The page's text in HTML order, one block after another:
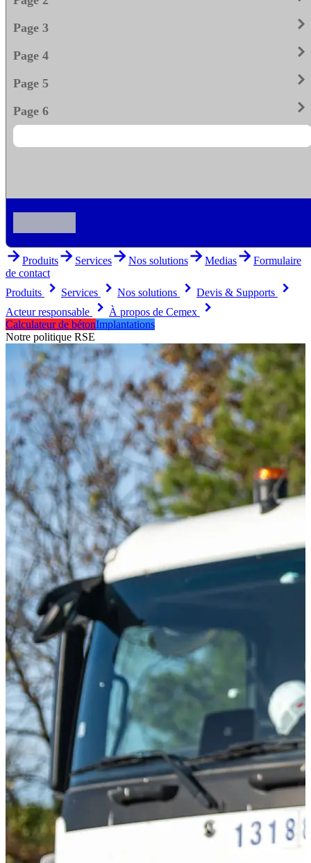
Page 3 keyboard_arrow_right
Page 4 keyboard_arrow_right
Page 5 keyboard_arrow_right
Page 6 keyboard_arrow_right
arrow_forwardProduitsarrow_forward Servicesarrow_forwardNos solutionsarrow_forwardMediasarrow_forwardFormulaire
de contact
Produits
keyboard_arrow_right Services keyboard_arrow_right Nos solutions keyboard_arrow_right Devis & Supports keyboard_arrow_right
Acteur responsable keyboard_arrow_right À propos de Cemex keyboard_arrow_right
Calculateur de bétonImplantations
Notre politique RSE